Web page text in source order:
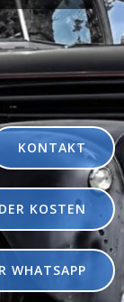
KONTAKT
KOSTEN
WHATSAPP